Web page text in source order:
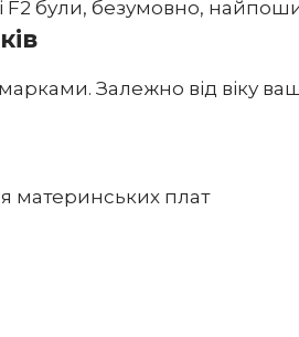
F2 були, безумовно,
Залежно від віку
материнських плат